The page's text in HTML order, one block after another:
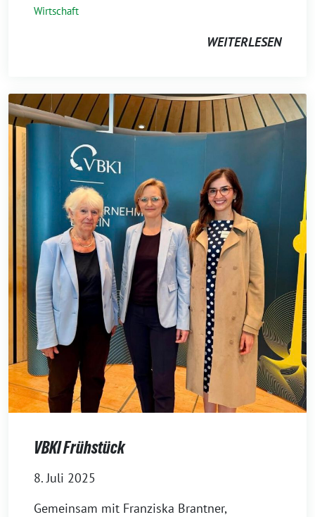
Wirtschaft
WEITERLESEN
VBKI Frühstück
8. Juli 2025
Gemeinsam mit Franziska Brantner,